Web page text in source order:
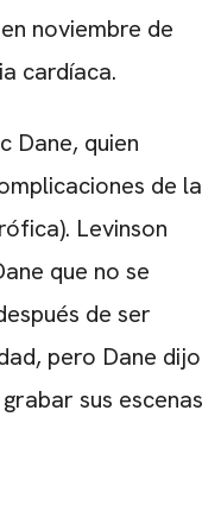
noviembre de
cardíaca.
Dane, quien
de la
Levinson
que no se
de ser
pero Dane dijo
sus escenas